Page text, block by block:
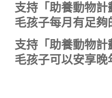
支持 「助養動物計
毛孩子每月有足夠
支持 「助養動物計
毛孩子可以安享晚